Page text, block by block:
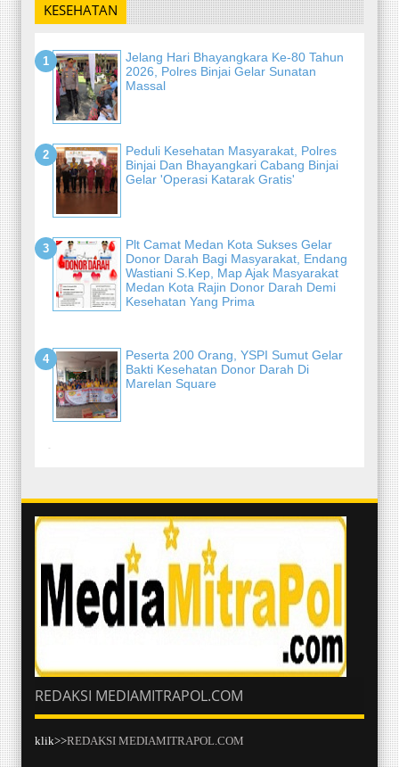
KESEHATAN
Jelang Hari Bhayangkara Ke-80 Tahun
2026, Polres Binjai Gelar Sunatan
Massal
Peduli Kesehatan Masyarakat, Polres
Binjai Dan Bhayangkari Cabang Binjai
Gelar 'Operasi Katarak Gratis'
Plt Camat Medan Kota Sukses Gelar
Donor Darah Bagi Masyarakat, Endang
Wastiani S.Kep, Map Ajak Masyarakat
Medan Kota Rajin Donor Darah Demi
Kesehatan Yang Prima
Peserta 200 Orang, YSPI Sumut Gelar
Bakti Kesehatan Donor Darah Di
Marelan Square
-
REDAKSI MEDIAMITRAPOL.COM
klik>>REDAKSI MEDIAMITRAPOL.COM